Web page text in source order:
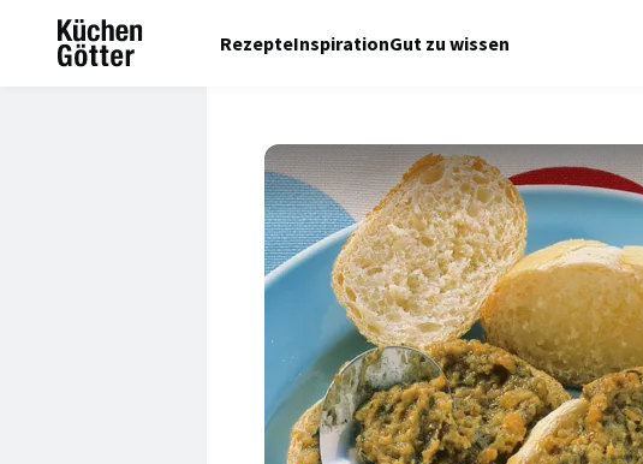
RezepteInspirationGut zu wissen